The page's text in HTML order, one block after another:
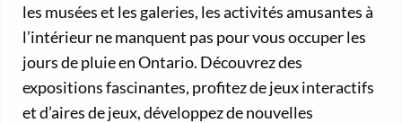
les musées et les galeries, les activités amusantes à
l’intérieur ne manquent pas pour vous occuper les
jours de pluie en Ontario. Découvrez des
expositions fascinantes, profitez de jeux interactifs
et d’aires de jeux, développez de nouvelles